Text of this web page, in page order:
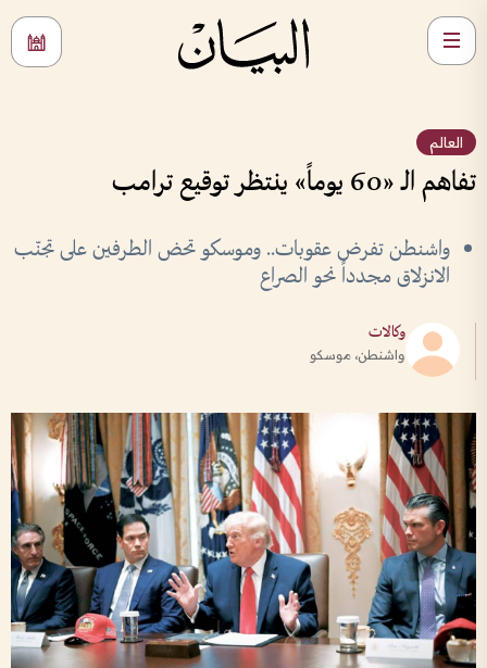
العالم
تفاهم الـ «60 يوماً» ينتظر توقيع ترامب
واشنطن تفرض عقوبات.. وموسكو تحض الطرفين على تجنّب
الانزلاق مجدداً نحو الصراع
وكالات
واشنطن، موسكو